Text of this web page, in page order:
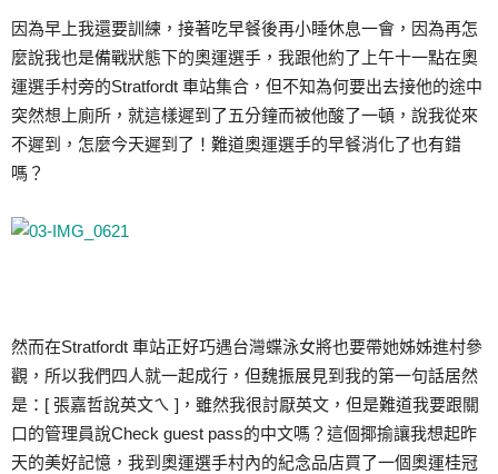
因為早上我還要訓練，接著吃早餐後再小睡休息一會，因為再怎
麼說我也是備戰狀態下的奧運選手，我跟他約了上午十一點在奧
運選手村旁的Stratfordt 車站集合，但不知為何要出去接他的途中
突然想上廁所，就這樣遲到了五分鐘而被他酸了一頓，說我從來
不遲到，怎麼今天遲到了！難道奧運選手的早餐消化了也有錯
嗎？
然而在Stratfordt 車站正好巧遇台灣蝶泳女將也要帶她姊姊進村參
觀，所以我們四人就一起成行，但魏振展見到我的第一句話居然
是：[ 張嘉哲說英文ㄟ ]，雖然我很討厭英文，但是難道我要跟關
口的管理員說Check guest pass的中文嗎？這個揶揄讓我想起昨
天的美好記憶，我到奧運選手村內的紀念品店買了一個奧運桂冠